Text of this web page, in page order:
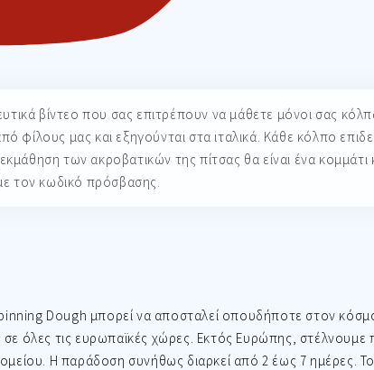
βίντεο που σας επιτρέπουν να μάθετε μόνοι σας
φίλους μας και εξηγούνται στα ιταλικά. Κάθε κόλπο
των ακροβατικών της πίτσας θα είναι ένα κομμάτι
τον κωδικό πρόσβασης.
Dough μπορεί να αποσταλεί οπουδήποτε στον
όλες τις ευρωπαϊκές χώρες. Εκτός Ευρώπης, στέλνουμε
Η παράδοση συνήθως διαρκεί από 2 έως 7 ημέρες.